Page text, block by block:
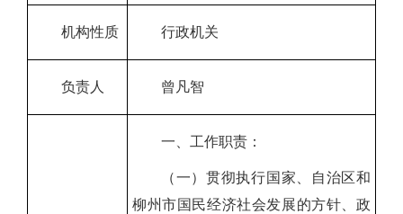
互动回应
数据专题
机构性质 行政机关
负责人 曾凡智
一、工作职责：
（一）贯彻执行国家、自治区和
柳州市国民经济社会发展的方针、政